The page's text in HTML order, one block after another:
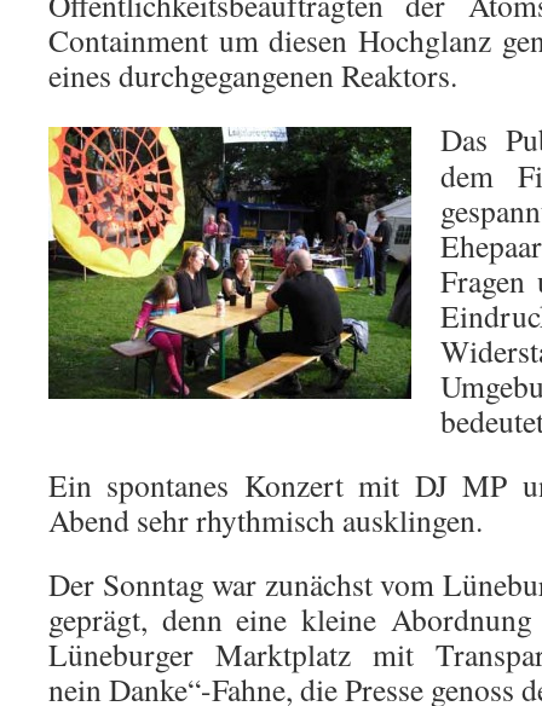
Containment um diesen Hochglanz
eines durchgegangenen Reaktors.
Das
dem
Fragen
Ein spontanes Konzert mit DJ MP
Abend sehr rhythmisch ausklingen.
Der Sonntag war zunächst vom
geprägt, denn eine kleine
Lüneburger Marktplatz mit
nein Danke“-Fahne, die Presse genoss